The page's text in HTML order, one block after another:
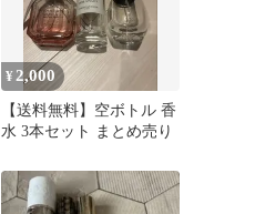
¥2,000
【送料無料】空ボトル 香
水 3本セット まとめ売り